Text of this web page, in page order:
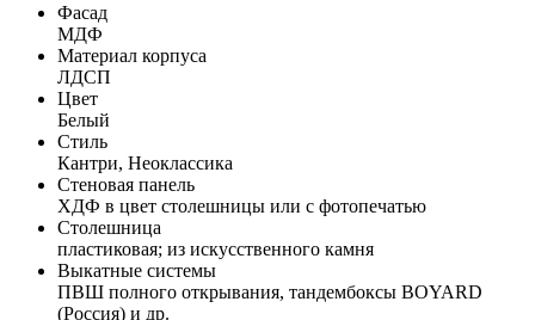
Фасад
МДФ
Материал корпуса
ЛДСП
Цвет
Белый
Стиль
Кантри, Неоклассика
Стеновая панель
ХДФ в цвет столешницы или с фотопечатью
Столешница
пластиковая; из искусственного камня
Выкатные системы
ПВШ полного открывания, тандембоксы BOYARD
(Россия) и др.